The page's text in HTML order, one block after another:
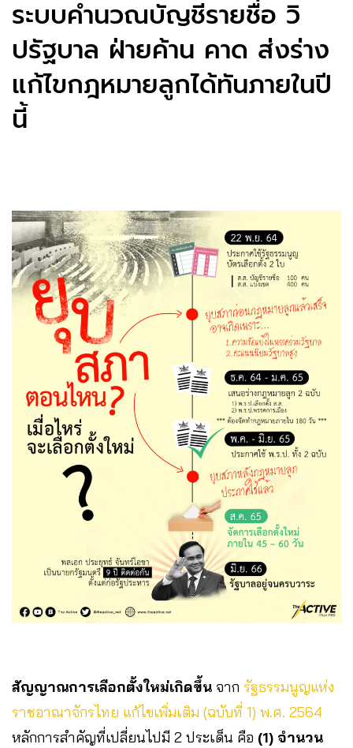
ระบบคำนวณบัญชีรายชื่อ วิ
ปรัฐบาล ฝ่ายค้าน คาด ส่งร่าง
แก้ไขกฎหมายลูกได้ทันภายในปี
นี้
สัญญาณการเลือกตั้งใหม่เกิดขึ้น จาก รัฐธรรมนูญแห่ง
ราชอาณาจักรไทย แก้ไขเพิ่มเติม (ฉบับที่ 1) พ.ศ. 2564
หลักการสำคัญที่เปลี่ยนไปมี 2 ประเด็น คือ (1) จำนวน